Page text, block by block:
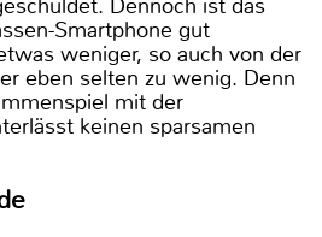
Dennoch ist das
Smartphone gut
weniger, so auch von der
eben selten zu wenig. Denn
mit der
keinen sparsamen